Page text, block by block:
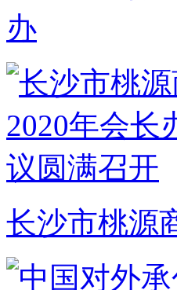
办
长沙市桃源